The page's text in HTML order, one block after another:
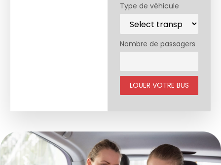
Type de véhicule
Nombre de passagers
LOUER VOTRE BUS